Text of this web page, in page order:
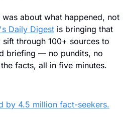
was about what happened, not
Daily Digest is bringing that
through 100+ sources to
briefing — no pundits, no
facts, all in five minutes.
by 4.5 million fact-seekers.